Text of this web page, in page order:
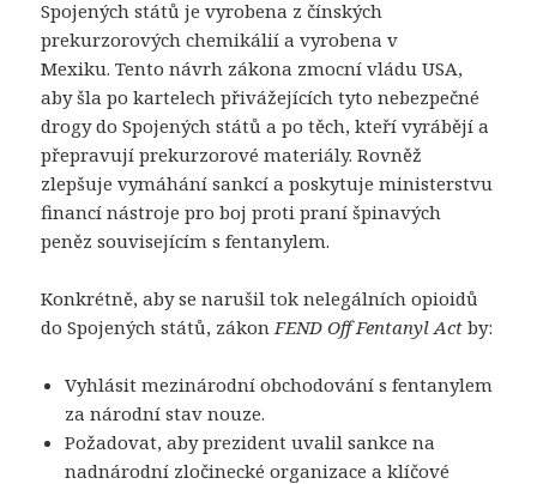
Spojených států je vyrobena z čínských
prekurzorových chemikálií a vyrobena v
Mexiku. Tento návrh zákona zmocní vládu USA,
aby šla po kartelech přivážejících tyto nebezpečné
drogy do Spojených států a po těch, kteří vyrábějí a
přepravují prekurzorové materiály. Rovněž
zlepšuje vymáhání sankcí a poskytuje ministerstvu
financí nástroje pro boj proti praní špinavých
peněz souvisejícím s fentanylem.
Konkrétně, aby se narušil tok nelegálních opioidů
do Spojených států, zákon FEND Off Fentanyl Act by:
Vyhlásit mezinárodní obchodování s fentanylem
za národní stav nouze.
Požadovat, aby prezident uvalil sankce na
nadnárodní zločinecké organizace a klíčové